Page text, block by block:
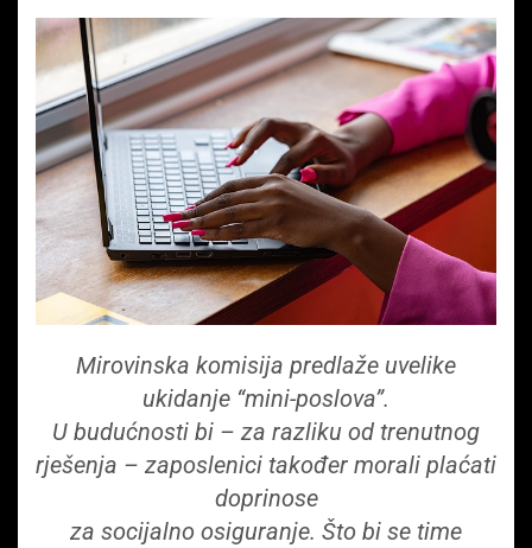
Mirovinska komisija predlaže uvelike
ukidanje “mini-poslova”.
U budućnosti bi – za razliku od trenutnog
rješenja – zaposlenici također morali plaćati
doprinose
za socijalno osiguranje. Što bi se time